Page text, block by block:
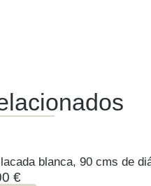
blanca, 90 cms de
€